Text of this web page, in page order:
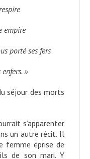
empire
porté ses fers
»
séjour des morts
s’apparenter
un autre récit. Il
femme éprise de
de son mari. Y